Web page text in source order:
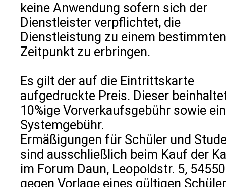
keine Anwendung sofern sich der
Dienstleister verpflichtet, die
Dienstleistung zu einem bestimmten
Zeitpunkt zu erbringen.
Es gilt der auf die Eintrittskarte
aufgedruckte Preis. Dieser
10%ige Vorverkaufsgebühr sowie
Systemgebühr.
Ermäßigungen für Schüler und
sind ausschließlich beim Kauf der
im Forum Daun, Leopoldstr. 5,
gegen Vorlage eines gültigen